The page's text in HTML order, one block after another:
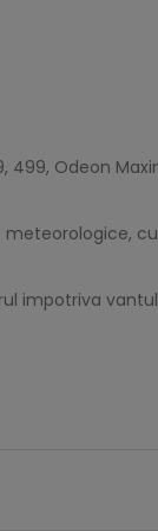
Odeon
impotriva